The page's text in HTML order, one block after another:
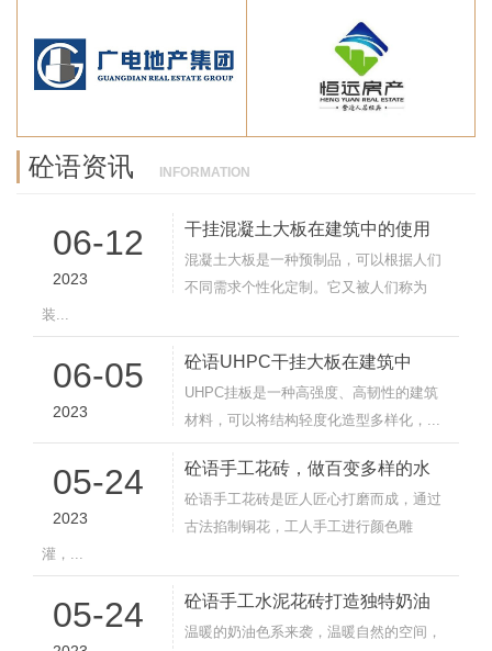
砼语资讯 INFORMATION
06-12
2023
干挂混凝土大板在建筑中的使用
混凝土大板是一种预制品，可以根据人们
不同需求个性化定制。它又被人们称为
装...
06-05
2023
砼语UHPC干挂大板在建筑中
UHPC挂板是一种高强度、高韧性的建筑
材料，可以将结构轻度化造型多样化，...
05-24
2023
砼语手工花砖，做百变多样的水
砼语手工花砖是匠人匠心打磨而成，通过
古法掐制铜花，工人手工进行颜色雕
灌，...
05-24 砼语手工水泥花砖打造独特奶油
温暖的奶油色系来袭，温暖自然的空间，